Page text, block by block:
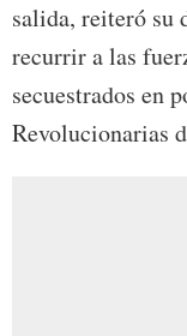
salida, reiteró su
recurrir a las
secuestrados en
Revolucionarias